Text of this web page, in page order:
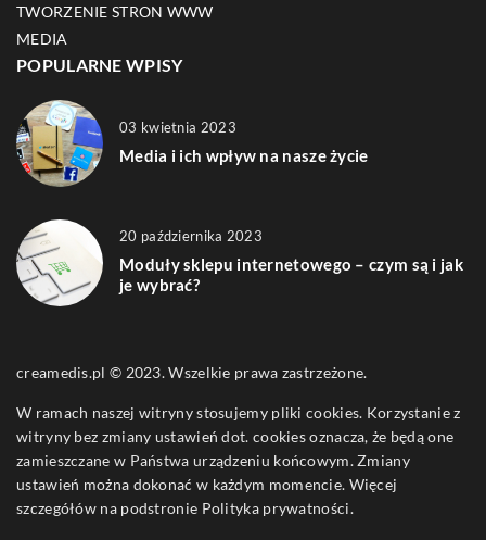
TWORZENIE STRON WWW
MEDIA
POPULARNE WPISY
03 kwietnia 2023
Media i ich wpływ na nasze życie
20 października 2023
Moduły sklepu internetowego – czym są i jak
je wybrać?
creamedis.pl © 2023. Wszelkie prawa zastrzeżone.
W ramach naszej witryny stosujemy pliki cookies. Korzystanie z
witryny bez zmiany ustawień dot. cookies oznacza, że będą one
zamieszczane w Państwa urządzeniu końcowym. Zmiany
ustawień można dokonać w każdym momencie. Więcej
szczegółów na podstronie Polityka prywatności.